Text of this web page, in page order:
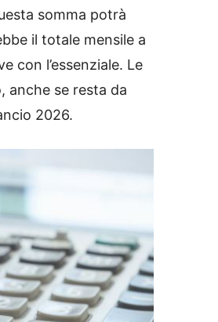
somma potrà
il totale mensile a
con l’essenziale. Le
anche se resta da
2026.